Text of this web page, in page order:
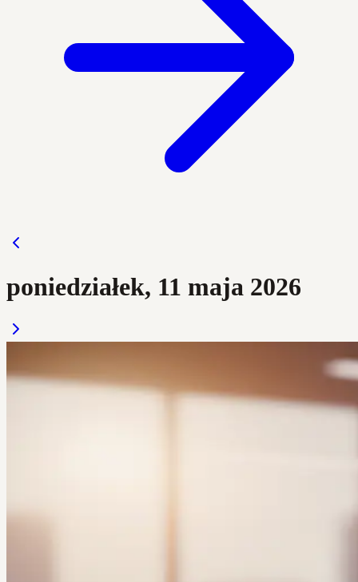
poniedziałek, 11 maja 2026